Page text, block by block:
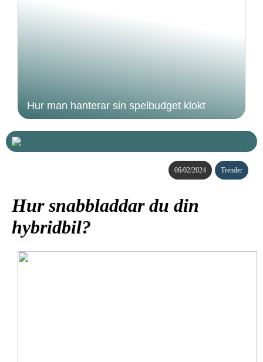
Hur man hanterar sin spelbudget klokt
06/02/2024 Trender
Hur snabbladdar du din
hybridbil?